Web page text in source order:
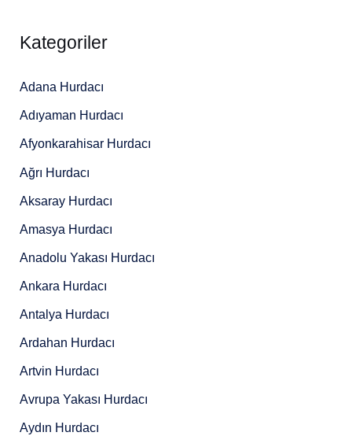
Kategoriler
Adana Hurdacı
Adıyaman Hurdacı
Afyonkarahisar Hurdacı
Ağrı Hurdacı
Aksaray Hurdacı
Amasya Hurdacı
Anadolu Yakası Hurdacı
Ankara Hurdacı
Antalya Hurdacı
Ardahan Hurdacı
Artvin Hurdacı
Avrupa Yakası Hurdacı
Aydın Hurdacı